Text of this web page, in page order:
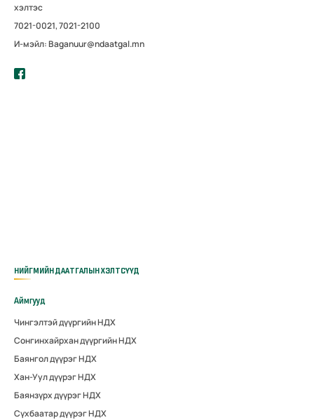
хэлтэс
7021-0021, 7021-2100
И-мэйл: Baganuur@ndaatgal.mn
НИЙГМИЙН ДААТГАЛЫН ХЭЛТСҮҮД
Аймгууд
Чингэлтэй дүүргийн НДХ
Сонгинхайрхан дүүргийн НДХ
Баянгол дүүрэг НДХ
Хан-Уул дүүрэг НДХ
Баянзүрх дүүрэг НДХ
Сүхбаатар дүүрэг НДХ